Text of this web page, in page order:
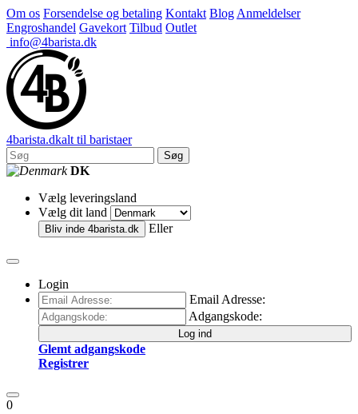
Om os Forsendelse og betaling Kontakt Blog Anmeldelser
Engroshandel Gavekort Tilbud Outlet
info@4barista.dk
4barista.dkalt til baristaer
Søg
DK
Vælg leveringsland
Vælg dit land
Bliv inde 4barista.dk Eller
Login
Email Adresse:
Adgangskode:
Log ind
Glemt adgangskode
Registrer
0